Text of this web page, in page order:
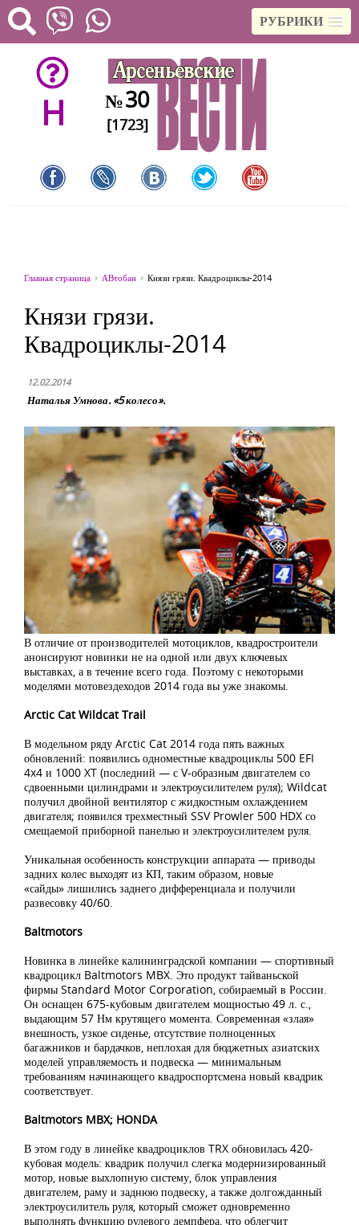
РУБРИКИ
H №30
[1723]
Главная страница АВтобан Князи грязи. Квадроциклы-2014
Князи грязи.
Квадроциклы-2014
12.02.2014
Наталья Умнова. «5 колесо».
В отличие от производителей мотоциклов, квадростроители
анонсируют новинки не на одной или двух ключевых
выставках, а в течение всего года. Поэтому с некоторыми
моделями мотовездеходов 2014 года вы уже знакомы.
Arctic Cat Wildcat Trail
В модельном ряду Arctic Cat 2014 года пять важных
обновлений: появились одноместные квадроциклы 500 EFI
4x4 и 1000 XT (последний — с V-образным двигателем со
сдвоенными цилиндрами и электроусилителем руля); Wildcat
получил двойной вентилятор с жидкостным охлаждением
двигателя; появился трехместный SSV Prowler 500 HDX со
смещаемой приборной панелью и электроусилителем руля.
Уникальная особенность конструкции аппарата — приводы
задних колес выходят из КП, таким образом, новые
«сайды» лишились заднего дифференциала и получили
развесовку 40/60.
Baltmotors
Новинка в линейке калининградской компании — спортивный
квадроцикл Baltmotors MBX. Это продукт тайваньской
фирмы Standard Motor Corporation, собираемый в России.
Он оснащен 675-кубовым двигателем мощностью 49 л. с.,
выдающим 57 Нм крутящего момента. Современная «злая»
внешность, узкое сиденье, отсутствие полноценных
багажников и бардачков, неплохая для бюджетных азиатских
моделей управляемость и подвеска — минимальным
требованиям начинающего квадроспортсмена новый квадрик
соответствует.
Baltmotors MBX; HONDA
В этом году в линейке квадроциклов TRX обновилась 420-
кубовая модель: квадрик получил слегка модернизированный
мотор, новые выхлопную систему, блок управления
двигателем, раму и заднюю подвеску, а также долгожданный
электроусилитель руля, который сможет одновременно
выполнять функцию рулевого демпфера, что облегчит